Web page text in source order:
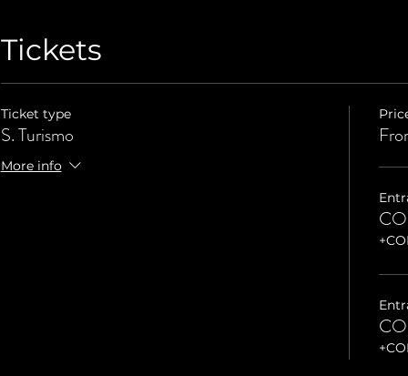
Tickets
Ticket type
S. Turismo
More info